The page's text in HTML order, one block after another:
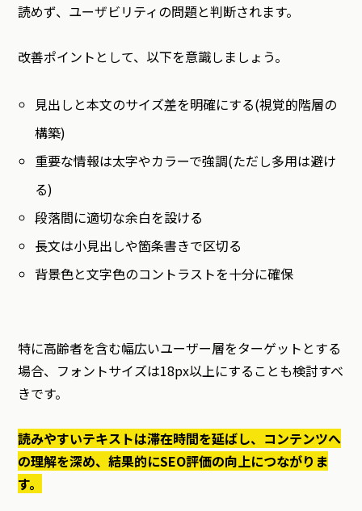
読めず、ユーザビリティの問題と判断されます。
改善ポイントとして、以下を意識しましょう。
見出しと本文のサイズ差を明確にする(視覚的階層の
構築)
重要な情報は太字やカラーで強調(ただし多用は避け
る)
段落間に適切な余白を設ける
長文は小見出しや箇条書きで区切る
背景色と文字色のコントラストを十分に確保
特に高齢者を含む幅広いユーザー層をターゲットとする
場合、フォントサイズは18px以上にすることも検討すべ
きです。
読みやすいテキストは滞在時間を延ばし、コンテンツへ
の理解を深め、結果的にSEO評価の向上につながりま
す。